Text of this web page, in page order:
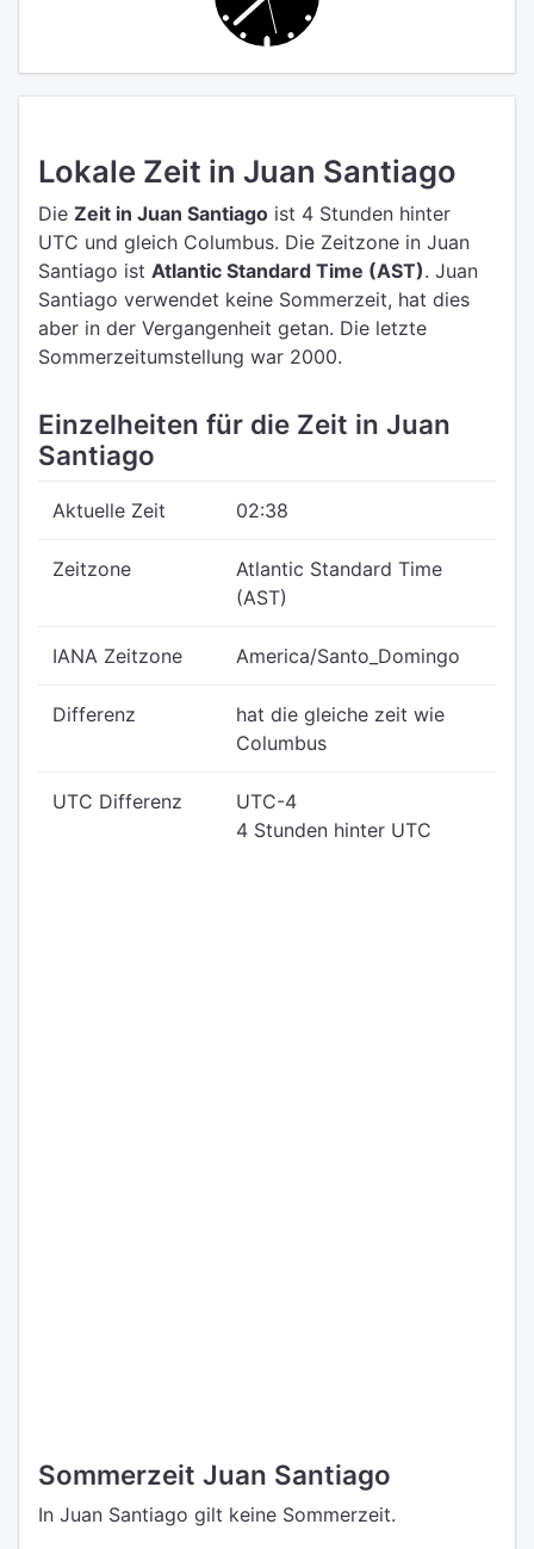
Lokale Zeit in Juan Santiago
Die Zeit in Juan Santiago ist 4 Stunden hinter
UTC und gleich Columbus. Die Zeitzone in Juan
Santiago ist Atlantic Standard Time (AST). Juan
Santiago verwendet keine Sommerzeit, hat dies
aber in der Vergangenheit getan. Die letzte
Sommerzeitumstellung war 2000.
Einzelheiten für die Zeit in Juan
Santiago
Aktuelle Zeit 02:38
Zeitzone
Atlantic Standard Time
(AST)
IANA Zeitzone America/Santo_Domingo
Differenz
hat die gleiche zeit wie
Columbus
UTC Differenz
UTC-4
4 Stunden hinter UTC
Sommerzeit Juan Santiago
In Juan Santiago gilt keine Sommerzeit.